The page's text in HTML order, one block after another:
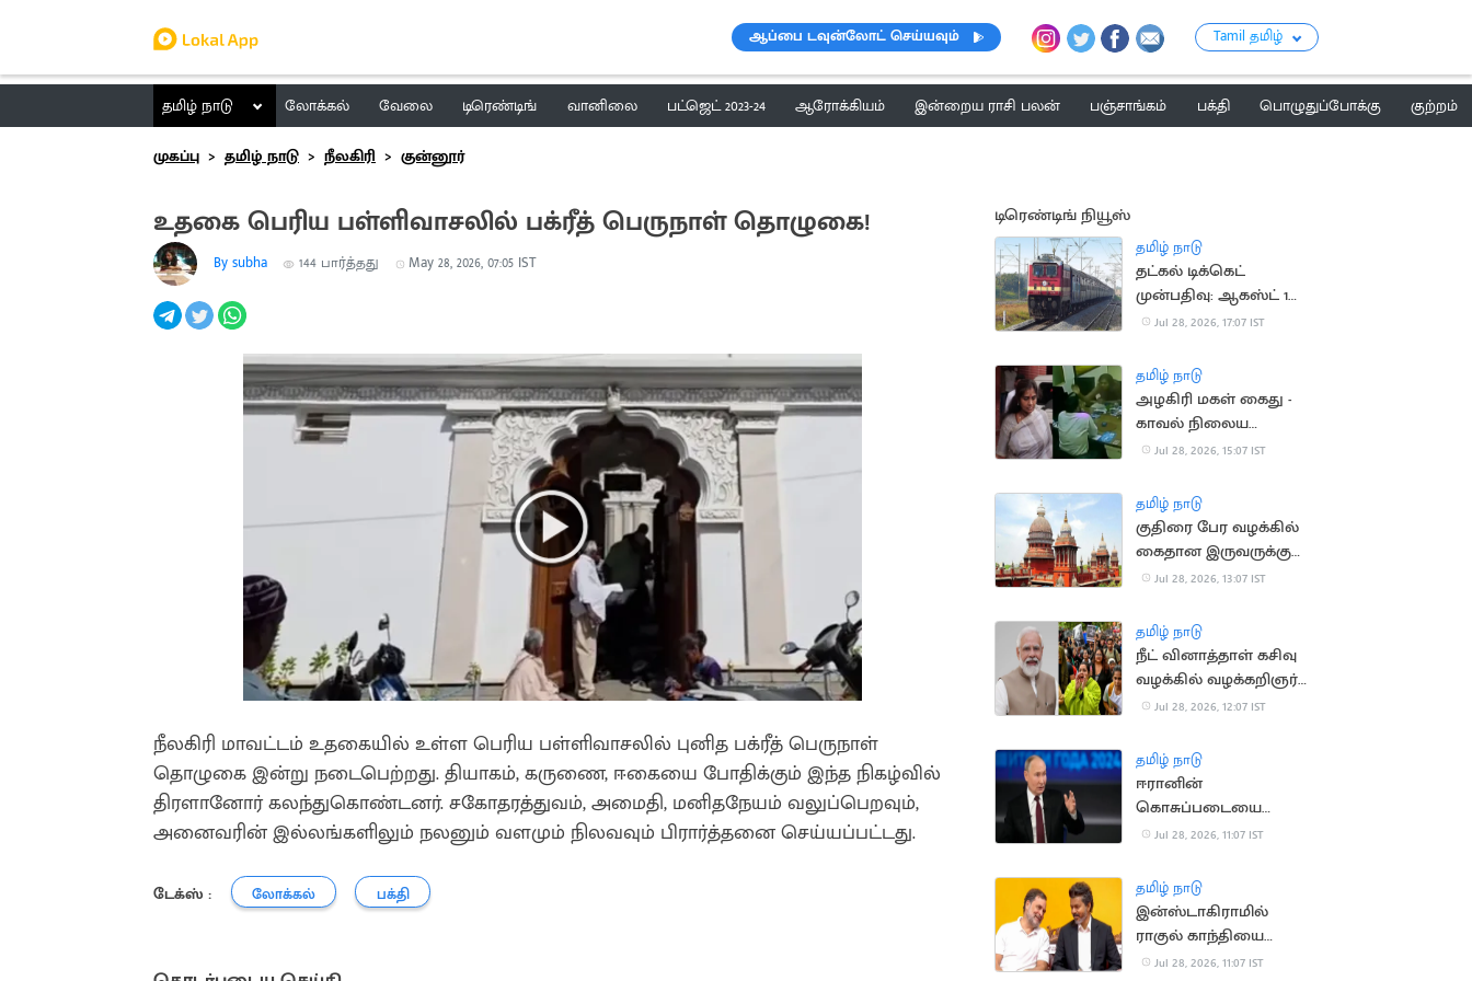
ஆப்பை டவுன்லோட் செய்யவும் Tamil தமிழ்
தமிழ் நாடு லோக்கல் வேலை டிரெண்டிங் வானிலை பட்ஜெட் 2023-24 ஆரோக்கியம் இன்றைய ராசி பலன் பஞ்சாங்கம் பக்தி பொழுதுப்போக்கு
குற்றம்
முகப்பு
தமிழ் நாடு நீலகிரி குன்னூர்
உதகை பெரிய பள்ளிவாசலில் பக்ரீத் பெருநாள் தொழுகை!
By subha 144 பார்த்தது May 28, 2026, 07:05 IST
நீலகிரி மாவட்டம் உதகையில் உள்ள பெரிய பள்ளிவாசலில் புனித பக்ரீத் பெருநாள்
தொழுகை இன்று நடைபெற்றது. தியாகம், கருணை, ஈகையை போதிக்கும் இந்த நிகழ்வில்
திரளானோர் கலந்துகொண்டனர். சகோதரத்துவம், அமைதி, மனிதநேயம் வலுப்பெறவும்,
அனைவரின் இல்லங்களிலும் நலனும் வளமும் நிலவவும் பிரார்த்தனை செய்யப்பட்டது.
டேக்ஸ் : லோக்கல் பக்தி
டிரெண்டிங் நியூஸ்
தமிழ் நாடு
தட்கல் டிக்கெட்
முன்பதிவு: ஆகஸ்ட் 1
முதல் டோக்கன் முறை
Jul 28, 2026, 17:07 IST
தமிழ் நாடு
அழகிரி மகள் கைது -
காவல் நிலைய
பிணையில் விடுவிப்பு
Jul 28, 2026, 15:07 IST
தமிழ் நாடு
குதிரை பேர வழக்கில்
கைதான இருவருக்கு
ஜாமின் வழங்கிய உயர்
Jul 28, 2026, 13:07 IST
தமிழ் நாடு
நீட் வினாத்தாள் கசிவு
வழக்கில் வழக்கறிஞர்
ஆஜராகாததால்
ஒத்திவைப்பு
Jul 28, 2026, 12:07 IST
தமிழ் நாடு
ஈரானின்
கொசுப்படையை
பாராட்டிய ரஷிய அதிபர்
Jul 28, 2026, 11:07 IST
தமிழ் நாடு
இன்ஸ்டாகிராமில்
ராகுல் காந்தியை
முந்திய முதலமைச்சர்
Jul 28, 2026, 11:07 IST